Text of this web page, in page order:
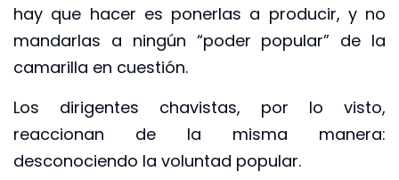
hay que hacer es ponerlas a producir, y no
mandarlas a ningún “poder popular” de la
camarilla en cuestión.
Los dirigentes chavistas, por lo visto,
reaccionan de la misma manera:
desconociendo la voluntad popular.